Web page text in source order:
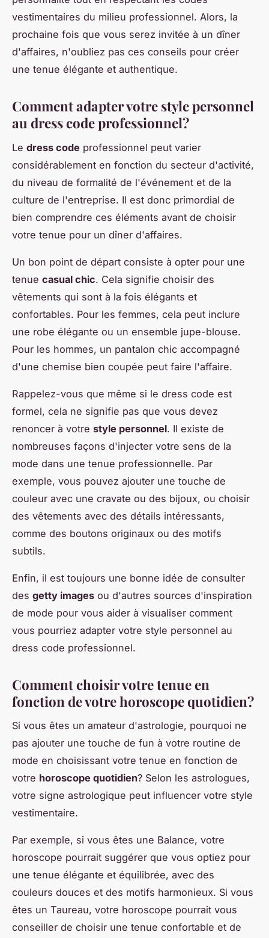
vestimentaires du milieu professionnel. Alors, la
prochaine fois que vous serez invitée à un dîner
d'affaires, n'oubliez pas ces conseils pour créer
une tenue élégante et authentique.
Comment adapter votre style personnel
au dress code professionnel?
Le dress code professionnel peut varier
considérablement en fonction du secteur d'activité,
du niveau de formalité de l'événement et de la
culture de l'entreprise. Il est donc primordial de
bien comprendre ces éléments avant de choisir
votre tenue pour un dîner d'affaires.
Un bon point de départ consiste à opter pour une
tenue casual chic. Cela signifie choisir des
vêtements qui sont à la fois élégants et
confortables. Pour les femmes, cela peut inclure
une robe élégante ou un ensemble jupe-blouse.
Pour les hommes, un pantalon chic accompagné
d'une chemise bien coupée peut faire l'affaire.
Rappelez-vous que même si le dress code est
formel, cela ne signifie pas que vous devez
renoncer à votre style personnel. Il existe de
nombreuses façons d'injecter votre sens de la
mode dans une tenue professionnelle. Par
exemple, vous pouvez ajouter une touche de
couleur avec une cravate ou des bijoux, ou choisir
des vêtements avec des détails intéressants,
comme des boutons originaux ou des motifs
subtils.
Enfin, il est toujours une bonne idée de consulter
des getty images ou d'autres sources d'inspiration
de mode pour vous aider à visualiser comment
vous pourriez adapter votre style personnel au
dress code professionnel.
Comment choisir votre tenue en
fonction de votre horoscope quotidien?
Si vous êtes un amateur d'astrologie, pourquoi ne
pas ajouter une touche de fun à votre routine de
mode en choisissant votre tenue en fonction de
votre horoscope quotidien? Selon les astrologues,
votre signe astrologique peut influencer votre style
vestimentaire.
Par exemple, si vous êtes une Balance, votre
horoscope pourrait suggérer que vous optiez pour
une tenue élégante et équilibrée, avec des
couleurs douces et des motifs harmonieux. Si vous
êtes un Taureau, votre horoscope pourrait vous
conseiller de choisir une tenue confortable et de